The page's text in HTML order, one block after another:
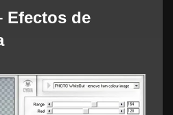
Efectos de